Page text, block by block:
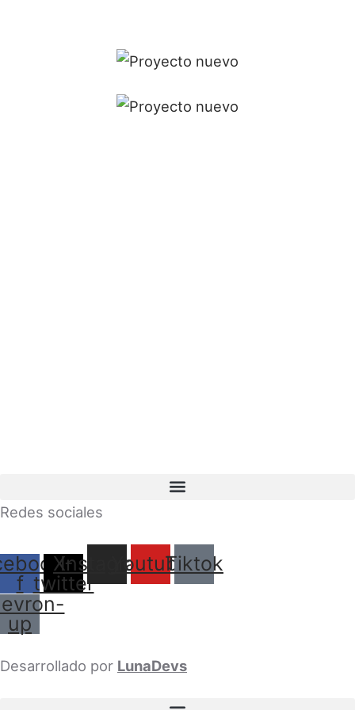
Redes sociales
f
X-
twitter
InstagramYoutubeTiktok
up
Desarrollado por LunaDevs